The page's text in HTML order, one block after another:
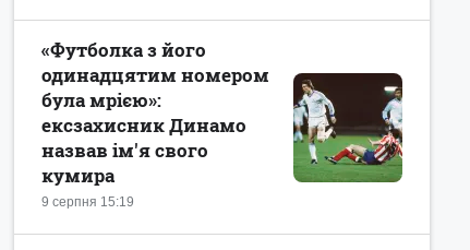
9 серпня 15:19
«Футболка з його
одинадцятим номером
була мрією»:
ексзахисник Динамо
назвав ім'я свого
кумира